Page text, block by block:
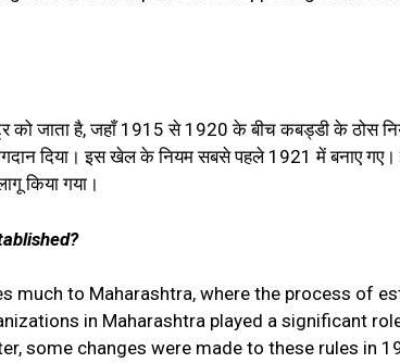
को जाता है, जहाँ 1915 से 1920 के बीच कबड्डी के ठोस
दिया। इस खेल के नियम सबसे पहले 1921 में बनाए गए।
किया गया।
much to Maharashtra, where the process of
in Maharashtra played a significant
some changes were made to these rules in